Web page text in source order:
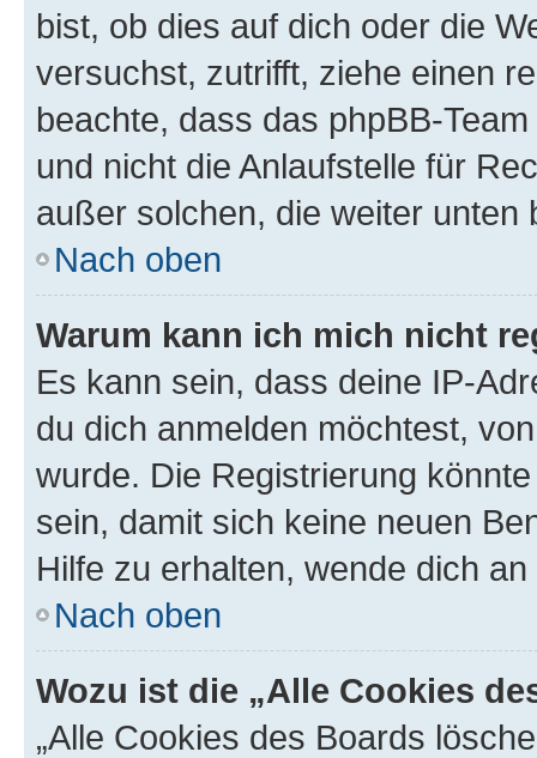
bist, ob dies auf dich oder die
versuchst, zutrifft, ziehe einen
beachte, dass das phpBB-
und nicht die Anlaufstelle für
außer solchen, die weiter unten
Nach oben
Warum kann ich mich nicht
Es kann sein, dass deine IP-
du dich anmelden möchtest,
wurde. Die Registrierung
sein, damit sich keine neuen
Hilfe zu erhalten, wende dich
Nach oben
Wozu ist die „Alle Cookies
„Alle Cookies des Boards